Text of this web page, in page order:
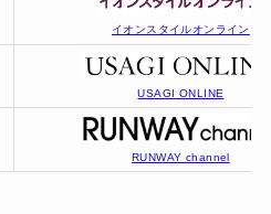
イオンスタイルオンライン
USAGI ONLINE
RUNWAY channel